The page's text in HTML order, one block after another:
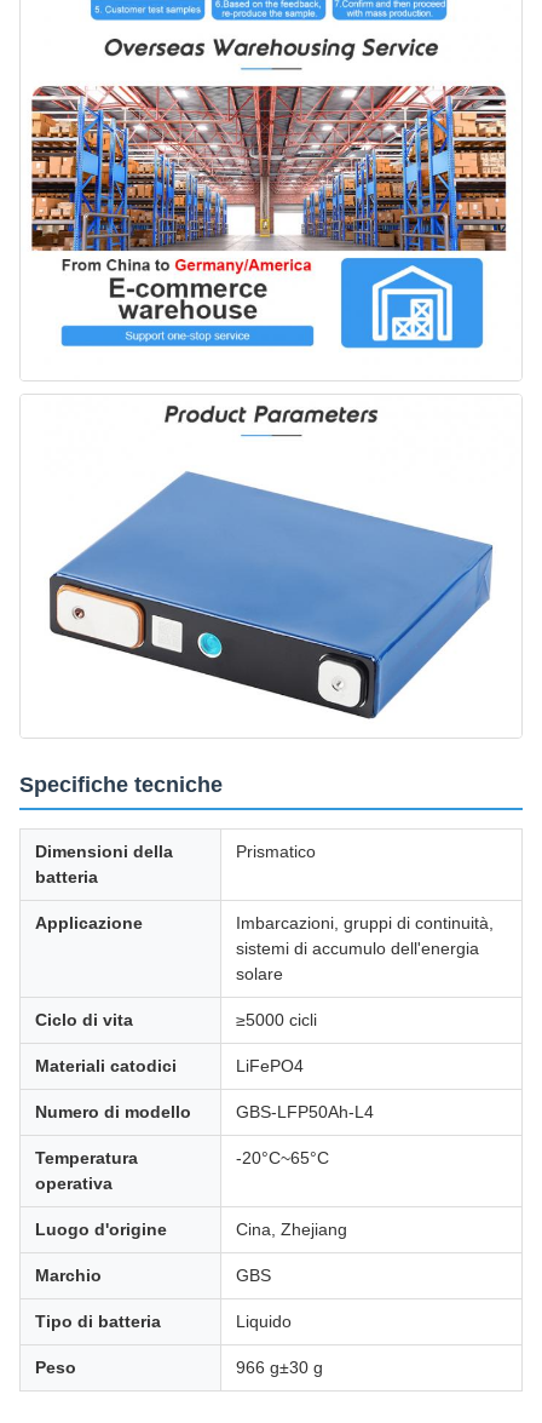
Specifiche tecniche
Dimensioni della
batteria
Prismatico
Applicazione
Imbarcazioni, gruppi di continuità,
sistemi di accumulo dell'energia
solare
Ciclo di vita ≥5000 cicli
Materiali catodici LiFePO4
Numero di modello GBS-LFP50Ah-L4
Temperatura
operativa
-20°C~65°C
Luogo d'origine Cina, Zhejiang
Marchio GBS
Tipo di batteria Liquido
Peso 966 g±30 g